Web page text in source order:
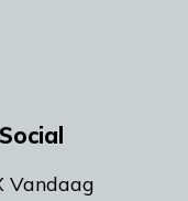
Vandaag